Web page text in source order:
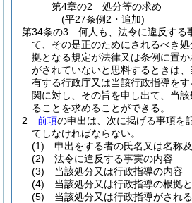
第4章の2
処分等の求め
(平27条例2・追加)
第34条の3
何人も、法令に違反する
て、その是正のためにされるべき
拠となる規定が法律又は条例に置
がされていないと思料するときは
有する行政庁又は当該行政指導を
関に対し、その旨を申し出て、当
ることを求めることができる。
2
前項の申出は、次に掲げる事項を
てしなければならない。
(1)
申出をする者の氏名又は名称
(2)
法令に違反する事実の内容
(3)
当該処分又は行政指導の内容
(4)
当該処分又は行政指導の根拠
(5)
当該処分又は行政指導がされ